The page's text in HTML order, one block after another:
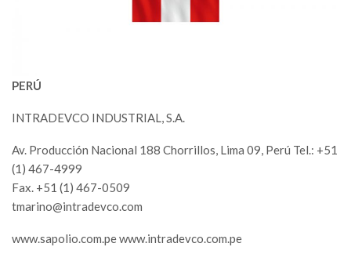
PERÚ
INTRADEVCO INDUSTRIAL, S.A.
Av. Producción Nacional 188 Chorrillos, Lima 09, Perú Tel.: +51
(1) 467-4999
Fax. +51 (1) 467-0509
tmarino@intradevco.com
www.sapolio.com.pe www.intradevco.com.pe